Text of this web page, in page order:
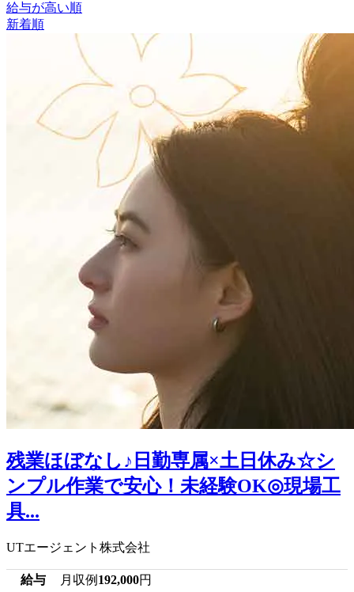
給与が高い順
新着順
残業ほぼなし♪日勤専属×土日休み☆シ
ンプル作業で安心！未経験OK◎現場工
具...
UTエージェント株式会社
給与 月収例 192,000円